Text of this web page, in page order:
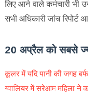
लिए आने वाले कर्मचारी भी
सभी अधिकारी जांच
20 अप्रैल को सबसे
कूलर में यदि पानी की जगह
ग्वालियर में सरेआम महिला ने